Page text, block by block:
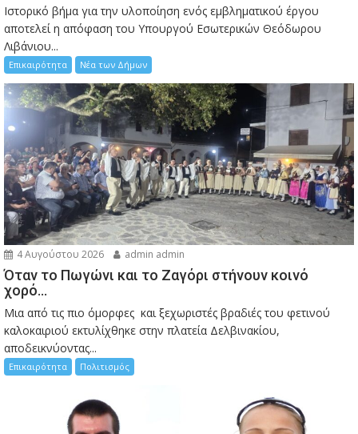
Ιστορικό βήμα για την υλοποίηση ενός εμβληματικού έργου
αποτελεί η απόφαση του Υπουργού Εσωτερικών Θεόδωρου
Λιβάνιου...
Επικαιρότητα Νέα των Δήμων
4 Αυγούστου 2026 admin admin
Όταν το Πωγώνι και το Ζαγόρι στήνουν κοινό
χορό…
Μια από τις πιο όμορφες και ξεχωριστές βραδιές του φετινού
καλοκαιριού εκτυλίχθηκε στην πλατεία Δελβινακίου,
αποδεικνύοντας...
Επικαιρότητα Πολιτισμός